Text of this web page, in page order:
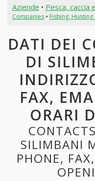
Aziende • Pesca, caccia
Companies• Fishing,
DATI DEI
DI
FAX,
ORARI
SILIMBANI
PHONE,